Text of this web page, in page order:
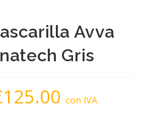
Avva
Gris
125.00 de
precios:
con IVA